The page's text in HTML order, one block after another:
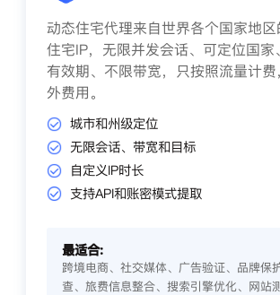
动态住宅代理来自世界各个国家地
住宅IP，无限并发会话、可定位国家
有效期、不限带宽，只按照流量计
外费用。
城市和州级定位
无限会话、带宽和目标
自定义IP时长
支持API和账密模式提取
最适合:
跨境电商、社交媒体、广告验证、品牌保
查、旅费信息整合、搜索引擎优化、网站